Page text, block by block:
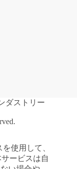
ダストリー
使用して、
ービスは自